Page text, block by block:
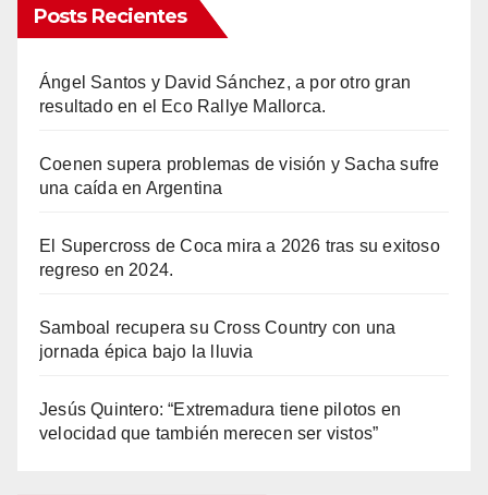
Posts Recientes
Ángel Santos y David Sánchez, a por otro gran
resultado en el Eco Rallye Mallorca.
Coenen supera problemas de visión y Sacha sufre
una caída en Argentina
El Supercross de Coca mira a 2026 tras su exitoso
regreso en 2024.
Samboal recupera su Cross Country con una
jornada épica bajo la lluvia
Jesús Quintero: “Extremadura tiene pilotos en
velocidad que también merecen ser vistos”